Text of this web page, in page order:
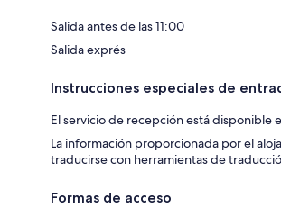
Salida antes de las 11:00
Salida exprés
Instrucciones especiales de
El servicio de recepción está disponible
La información proporcionada por el
traducirse con herramientas de
Formas de acceso